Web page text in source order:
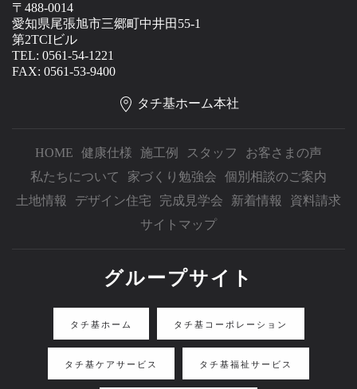
〒488-0014
愛知県尾張旭市三郷町中井田55-1
第2TCIビル
TEL: 0561-54-1221
FAX: 0561-53-9400
タチ基ホーム本社
HOME 健康仕様 施工例 スタッフ
お客さまの声
私たちについて
家づくり勉強会
個別相談のご案内
土地情報
デザイン住宅 完成見学会 新着情報
資料請求
サイトマップ
グループサイト
タチ基ホーム タチ基コーポレーション
タチ基ケアサービス タチ基福祉サービス